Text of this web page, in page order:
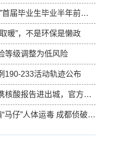
广东首个！“腾班”首届毕业生毕业半年前确定去向
暖”，不是环保是懒政
等级调整为低风险
190-233活动轨迹公布
哈尔滨市民建议携核酸报告进出城，官方：已向上反映，一起期待结果
以“招工”名义诱骗“马仔”人体运毒 成都侦破特大跨国涉黑走私毒品案